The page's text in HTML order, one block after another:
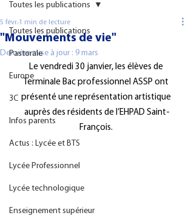
Toutes les publications
Pastorale
Europe
3C
Infos parents
Actus : Lycée et BTS
Lycée Professionnel
Lycée technologique
Enseignement supérieur
Toutes les publications
"Mouvements de vie"
5 févr. 1 min de lecture
Dernière mise à jour : 9 mars
Le vendredi 30 janvier, les élèves de
Terminale Bac professionnel ASSP ont
présenté une représentation artistique
auprès des résidents de l’EHPAD Saint-
François.